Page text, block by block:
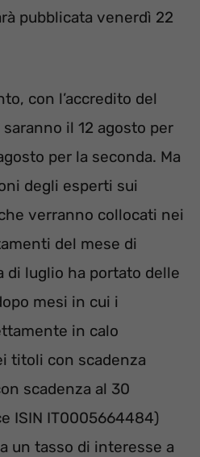
pubblicata venerdì 22
con l’accredito del
il 12 agosto per
per la seconda. Ma
degli esperti sui
verranno collocati nei
del mese di
di luglio ha portato delle
mesi in cui i
in calo
titoli con scadenza
scadenza al 30
ISIN IT0005664484)
un tasso di interesse a